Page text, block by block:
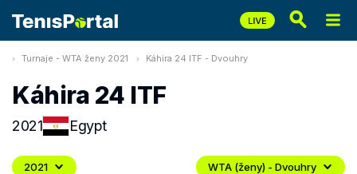
Turnaje - WTA ženy 2021 Káhira 24 ITF - Dvouhry
Káhira 24 ITF
2021 Egypt
2021 WTA (ženy) - Dvouhry